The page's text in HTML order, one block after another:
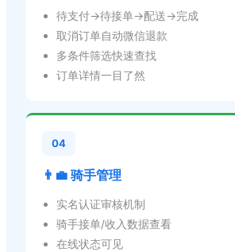
待支付→待接单→配送→完成
取消订单自动微信退款
多条件筛选快速查找
订单详情一目了然
04
👨‍💼 骑手管理
实名认证审核机制
骑手接单/收入数据查看
在线状态可见